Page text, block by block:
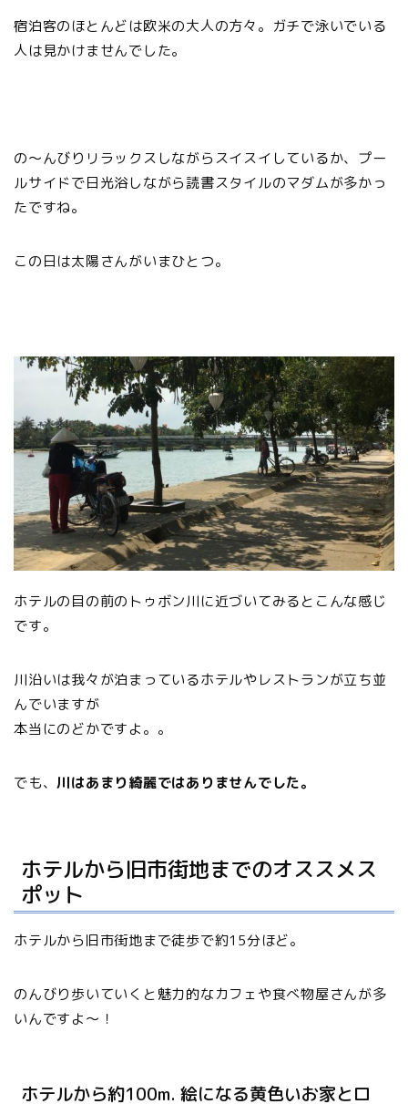
宿泊客のほとんどは欧米の大人の方々。ガチで泳いでいる
人は見かけませんでした。
の〜んびりリラックスしながらスイスイしているか、プー
ルサイドで日光浴しながら読書スタイルのマダムが多かっ
たですね。
この日は太陽さんがいまひとつ。
ホテルの目の前のトゥボン川に近づいてみるとこんな感じ
です。
川沿いは我々が泊まっているホテルやレストランが立ち並
んでいますが
本当にのどかですよ。。
でも、川はあまり綺麗ではありませんでした。
ホテルから旧市街地までのオススメス
ポット
ホテルから旧市街地まで徒歩で約15分ほど。
のんびり歩いていくと魅力的なカフェや食べ物屋さんが多
いんですよ〜！
ホテルから約100m. 絵になる黄色いお家とロ